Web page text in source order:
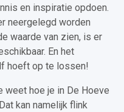
en inspiratie opdoen.
neergelegd worden
waarde van zien, is er
En het
hoeft op te lossen!
weet hoe je in De Hoeve
kan namelijk flink